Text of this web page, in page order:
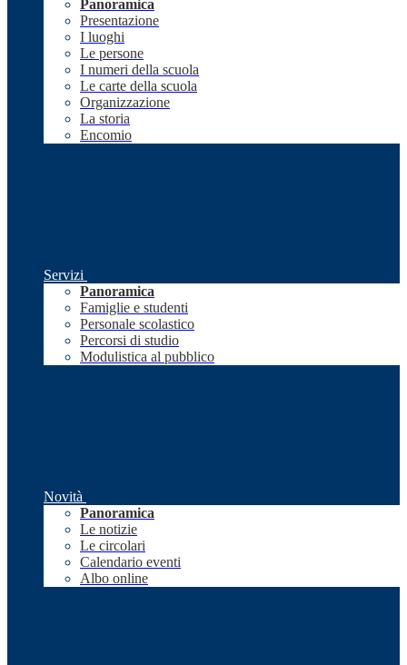
Panoramica
Presentazione
I luoghi
Le persone
I numeri della scuola
Le carte della scuola
Organizzazione
La storia
Encomio
Servizi
Panoramica
Famiglie e studenti
Personale scolastico
Percorsi di studio
Modulistica al pubblico
Novità
Panoramica
Le notizie
Le circolari
Calendario eventi
Albo online